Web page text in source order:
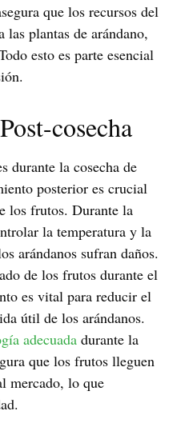
que los recursos del
plantas de arándano,
esto es parte esencial
cosecha
durante la cosecha de
posterior es crucial
los frutos. Durante la
la temperatura y la
arándanos sufran daños.
de los frutos durante el
es vital para reducir el
útil de los arándanos.
adecuada durante la
que los frutos lleguen
mercado, lo que